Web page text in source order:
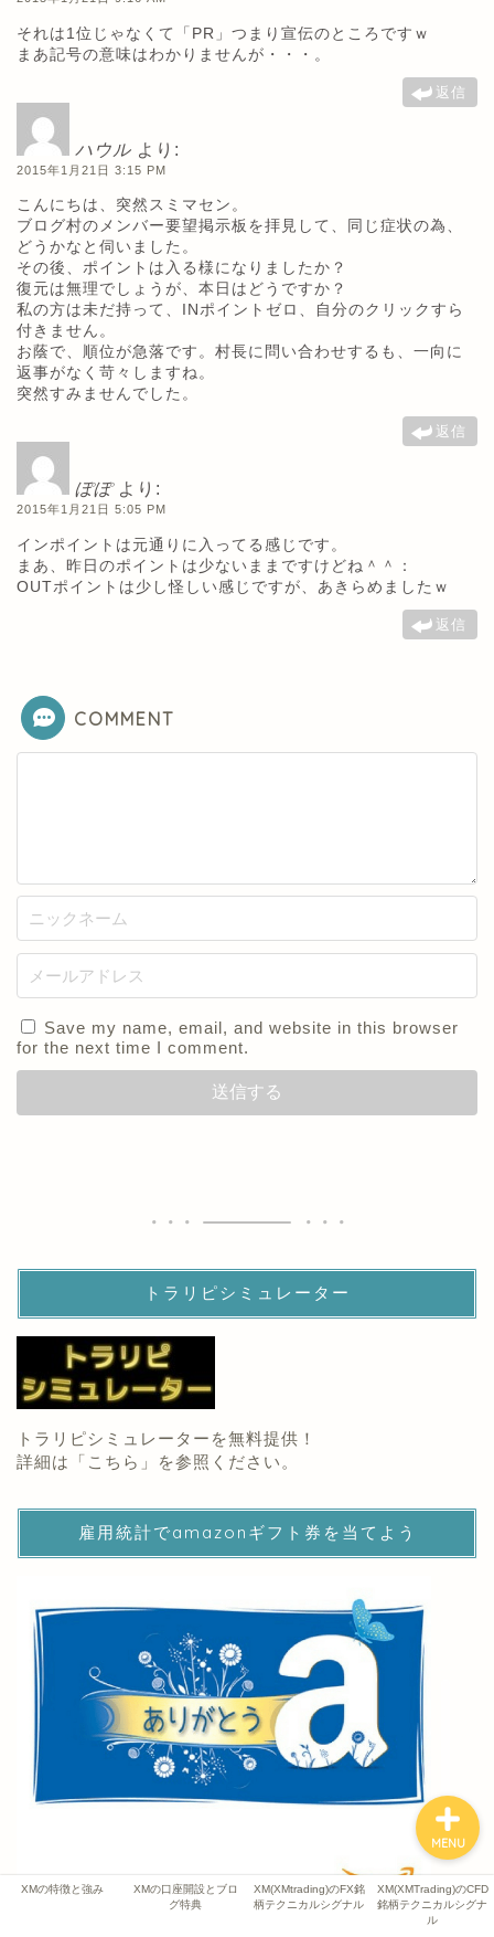
それは1位じゃなくて「PR」つまり宣伝のところですｗ
まあ記号の意味はわかりませんが・・・。
返信
ハウル より:
2015年1月21日 3:15 PM
こんにちは、突然スミマセン。
ブログ村のメンバー要望掲示板を拝見して、同じ症状の為、
どうかなと伺いました。
その後、ポイントは入る様になりましたか？
復元は無理でしょうが、本日はどうですか？
私の方は未だ持って、INポイントゼロ、自分のクリックすら
付きません。
お蔭で、順位が急落です。村長に問い合わせするも、一向に
返事がなく苛々しますね。
突然すみませんでした。
返信
ぽぽ より:
2015年1月21日 5:05 PM
インポイントは元通りに入ってる感じです。
まあ、昨日のポイントは少ないままですけどね＾＾：
OUTポイントは少し怪しい感じですが、あきらめましたｗ
返信
COMMENT
Save my name, email, and website in this browser
for the next time I comment.
トラリピシミュレーター
トラリピシミュレーターを無料提供！
詳細は「 こちら 」を参照ください。
雇用統計でamazonギフト券を当てよう
XMの特徴と強み
XMの口座開設とブロ
グ特典
XM(XMtrading)のFX銘
柄テクニカルシグナル
XM(XMTrading)のCFD
銘柄テクニカルシグナ
ル
MENU
XMの特徴と強み
XMの口座開設とブログ特
XM(XMtrading)のFX銘柄
テクニカルシグナル
XM(XMTrading)のCFD銘
柄テクニカルシグナル